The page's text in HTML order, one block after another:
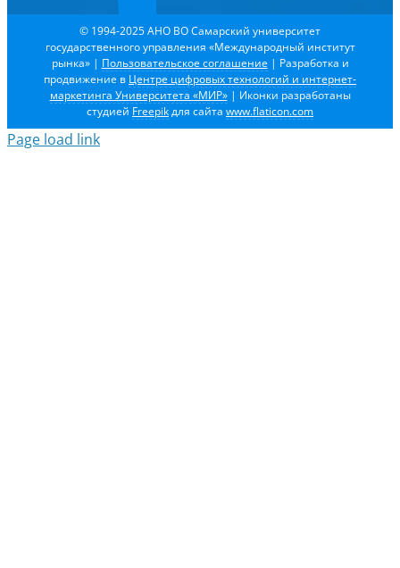
© 1994-2025 АНО ВО Самарский университет
государственного управления «Международный институт
рынка» | Пользовательское соглашение | Разработка и
продвижение в Центре цифровых технологий и интернет-
маркетинга Университета «МИР»| Иконки разработаны
студией Freepikдля сайта www.flaticon.com
Page load link